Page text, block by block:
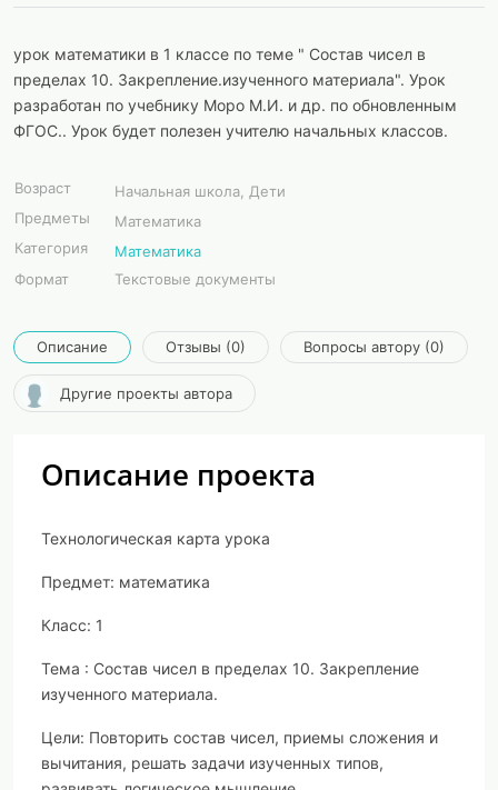
урок математики в 1 классе по теме " Состав чисел в
пределах 10. Закрепление.изученного материала". Урок
разработан по учебнику Моро М.И. и др. по обновленным
ФГОС.. Урок будет полезен учителю начальных классов.
Возраст
Начальная школа, Дети
Предметы
Математика
Категория
Математика
Формат
Текстовые документы
Описание Отзывы (0) Вопросы автору (0)
Другие проекты автора
Описание проекта
Технологическая карта урока
Предмет: математика
Класс: 1
Тема : Состав чисел в пределах 10. Закрепление
изученного материала.
Цели: Повторить состав чисел, приемы сложения и
вычитания, решать задачи изученных типов,